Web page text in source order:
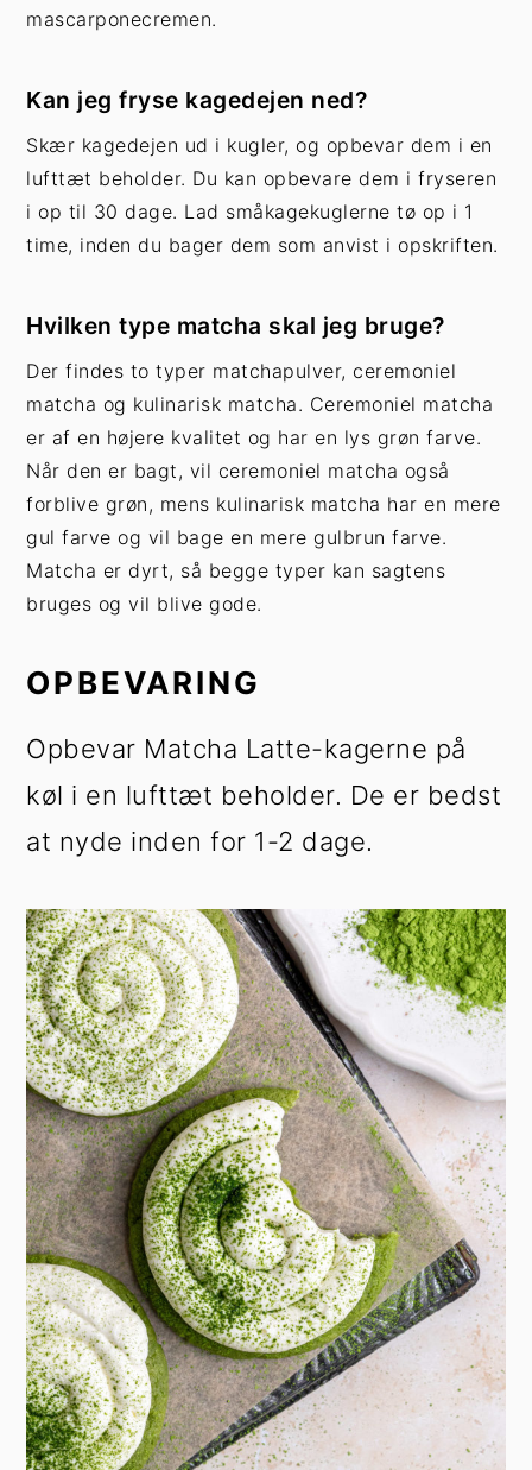
mascarponecremen.
Kan jeg fryse kagedejen ned?
Skær kagedejen ud i kugler, og opbevar dem i en
lufttæt beholder. Du kan opbevare dem i fryseren
i op til 30 dage. Lad småkagekuglerne tø op i 1
time, inden du bager dem som anvist i opskriften.
Hvilken type matcha skal jeg bruge?
Der findes to typer matchapulver, ceremoniel
matcha og kulinarisk matcha. Ceremoniel matcha
er af en højere kvalitet og har en lys grøn farve.
Når den er bagt, vil ceremoniel matcha også
forblive grøn, mens kulinarisk matcha har en mere
gul farve og vil bage en mere gulbrun farve.
Matcha er dyrt, så begge typer kan sagtens
bruges og vil blive gode.
OPBEVARING
Opbevar Matcha Latte-kagerne på
køl i en lufttæt beholder. De er bedst
at nyde inden for 1-2 dage.